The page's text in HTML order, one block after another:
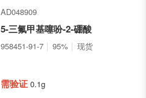
AD048909
5-三氟甲基噻吩-2-硼酸
958451-91-7 95% 现货
需验证 0.1g